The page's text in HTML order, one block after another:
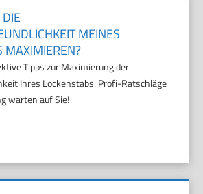
MEINES
MAXIMIEREN?
Tipps zur Maximierung der
Ihres Lockenstabs. Profi-Ratschläge
warten auf Sie!